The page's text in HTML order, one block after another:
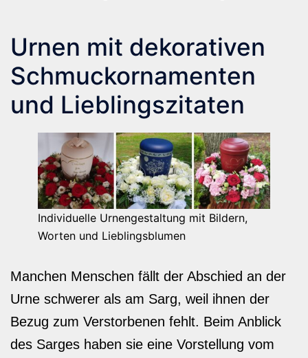
Urnen mit dekorativen
Schmuckornamenten
und Lieblingszitaten
Individuelle Urnengestaltung mit Bildern,
Worten und Lieblingsblumen
Manchen Menschen fällt der Abschied an der
Urne schwerer als am Sarg, weil ihnen der
Bezug zum Verstorbenen fehlt. Beim Anblick
des Sarges haben sie eine Vorstellung vom